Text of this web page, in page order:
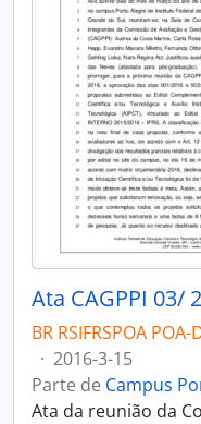
Ata CAGPPI 03/
BR RSIFRSPOA
· 2016-3-15
Parte de Campus
Ata da reunião da